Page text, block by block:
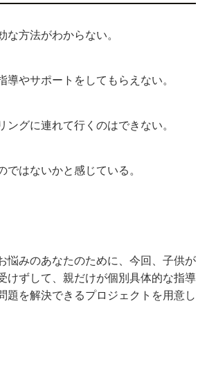
な方法がわからない。
導やサポートをしてもらえない。
ングに連れて行くのはできない。
ではないかと感じている。
悩みのあなたのために、今回、子供が
けずして、親だけが個別具体的な指導
題を解決できるプロジェクトを用意し